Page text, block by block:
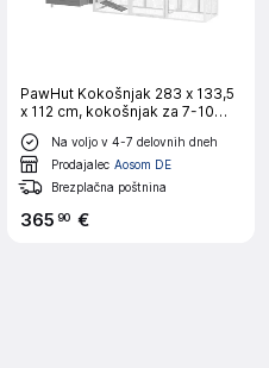
PawHut Kokošnjak 283 x 133,5
x 112 cm, kokošnjak za 7-10
piščancev z zunanjim ograjo
Na voljo v 4-7 delovnih dneh
Prodajalec Aosom DE
Brezplačna poštnina
365 90 €